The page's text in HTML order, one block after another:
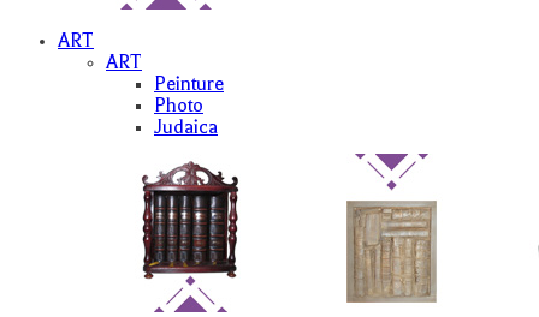
ART
ART
Peinture
Photo
Judaica